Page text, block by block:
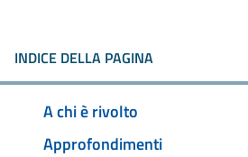
INDICE DELLA PAGINA
A chi è rivolto
Approfondimenti